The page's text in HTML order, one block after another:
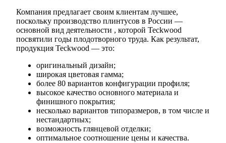
Компания предлагает своим клиентам лучшее,
поскольку производство плинтусов в России —
основной вид деятельности , которой Teckwood
посвятили годы плодотворного труда. Как результат,
продукция Teckwood — это:
оригинальный дизайн;
широкая цветовая гамма;
более 80 вариантов конфигурации профиля;
высокое качество основного материала и
финишного покрытия;
несколько вариантов типоразмеров, в том числе и
нестандартных;
возможность глянцевой отделки;
оптимальное соотношение цены и качества.